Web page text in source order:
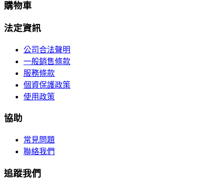
購物車
法定資訊
公司合法聲明
一般銷售條款
服務條款
個資保護政策
使用政策
協助
常見問題
聯絡我們
追蹤我們